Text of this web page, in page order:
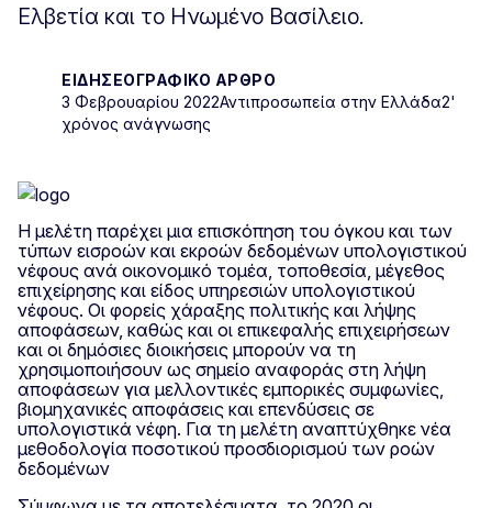
Ελβετία και το Ηνωμένο Βασίλειο.
ΕΙΔΗΣΕΟΓΡΑΦΙΚΌ ΆΡΘΡΟ
3 Φεβρουαρίου 2022Αντιπροσωπεία στην Ελλάδα2'
χρόνος ανάγνωσης
Η μελέτη παρέχει μια επισκόπηση του όγκου και των
τύπων εισροών και εκροών δεδομένων υπολογιστικού
νέφους ανά οικονομικό τομέα, τοποθεσία, μέγεθος
επιχείρησης και είδος υπηρεσιών υπολογιστικού
νέφους. Οι φορείς χάραξης πολιτικής και λήψης
αποφάσεων, καθώς και οι επικεφαλής επιχειρήσεων
και οι δημόσιες διοικήσεις μπορούν να τη
χρησιμοποιήσουν ως σημείο αναφοράς στη λήψη
αποφάσεων για μελλοντικές εμπορικές συμφωνίες,
βιομηχανικές αποφάσεις και επενδύσεις σε
υπολογιστικά νέφη. Για τη μελέτη αναπτύχθηκε νέα
μεθοδολογία ποσοτικού προσδιορισμού των ροών
δεδομένων